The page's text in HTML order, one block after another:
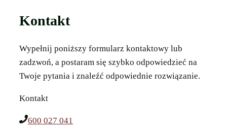
Kontakt
Wypełnij poniższy formularz kontaktowy lub
zadzwoń, a postaram się szybko odpowiedzieć na
Twoje pytania i znaleźć odpowiednie rozwiązanie.
Kontakt
600 027 041